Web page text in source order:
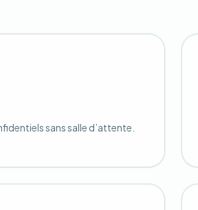
sans salle d’attente.